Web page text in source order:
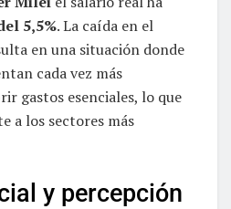
5,5%. La caída en el
en una situación donde
cada vez más
gastos esenciales, lo que
a los sectores más
y percepción